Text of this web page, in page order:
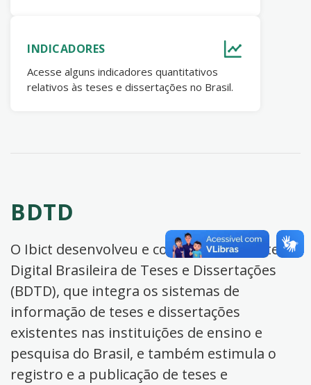
INDICADORES
Acesse alguns indicadores quantitativos
relativos às teses e dissertações no Brasil.
BDTD
O Ibict desenvolveu e coordena a Biblioteca
Digital Brasileira de Teses e Dissertações
(BDTD), que integra os sistemas de
informação de teses e dissertações
existentes nas instituições de ensino e
pesquisa do Brasil, e também estimula o
registro e a publicação de teses e